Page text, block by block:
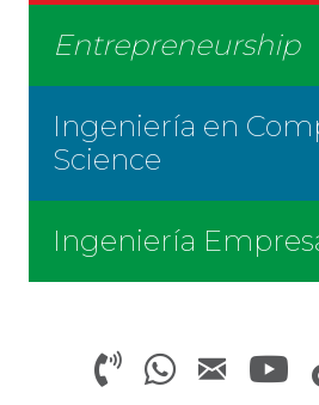
Entrepreneurship
Ingeniería en
Science
Ingeniería